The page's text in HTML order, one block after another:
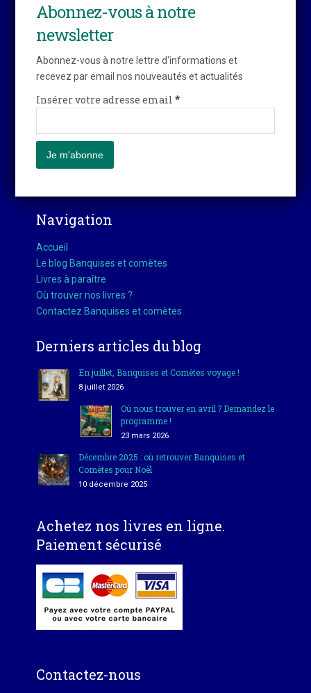
Abonnez-vous à notre
newsletter
Abonnez-vous à notre lettre d'informations et
recevez par email nos nouveautés et actualités
Insérer votre adresse email*
Navigation
Accueil
Le blog Banquises et comètes
Livres à paraître
Où trouver nos livres ?
Contactez Banquises et comètes
Derniers articles du blog
En juillet, Banquises et Comètes voyage !
8 juillet 2026
Où nous trouver en avril ? Demandez le
programme !
23 mars 2026
Décembre 2025 : où retrouver Banquises et
Comètes pour Noël
10 décembre 2025
Achetez nos livres en ligne.
Paiement sécurisé
Contactez-nous